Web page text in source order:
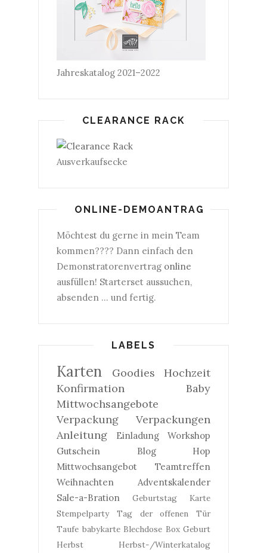
Jahreskatalog 2021–2022
CLEARANCE RACK
Ausverkaufsecke
ONLINE-DEMOANTRAG
Möchtest du gerne in mein Team
kommen???? Dann einfach den
Demonstratorenvertrag online
ausfüllen! Starterset aussuchen,
absenden ... und fertig.
LABELS
Karten Goodies
Hochzeit
Konfirmation
Baby
Mittwochsangebote
Verpackung
Verpackungen
Anleitung
Einladung
Workshop
Gutschein
Blog Hop
Mittwochsangebot
Teamtreffen
Weihnachten
Adventskalender
Sale-a-Bration
Geburtstag
Karte
Stempelparty
Tag der offenen Tür
Taufe babykarte Blechdose Box Geburt
Herbst
Herbst-/Winterkatalog